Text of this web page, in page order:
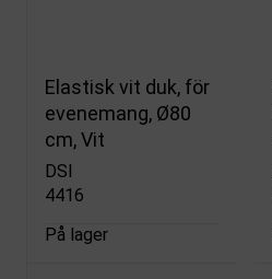
Elastisk vit duk, för
evenemang, Ø80
cm, Vit
DSI
4416
På lager